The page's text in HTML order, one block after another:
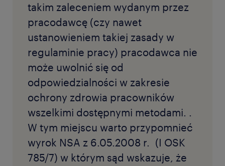
takim zaleceniem wydanym przez
pracodawcę (czy nawet
ustanowieniem takiej zasady w
regulaminie pracy) pracodawca nie
może uwolnić się od
odpowiedzialności w zakresie
ochrony zdrowia pracowników
wszelkimi dostępnymi metodami. .
W tym miejscu warto przypomnieć
wyrok NSA z 6.05.2008 r. (I OSK
785/7) w którym sąd wskazuje, że